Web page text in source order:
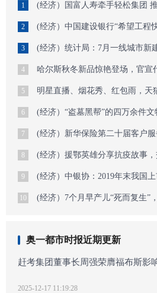
1
2
3
4 哈尔斯秋冬新品惊艳登场，官宣
5 明星直播、烟花秀、红包雨，天
6
7
8 (经济）援鄂英雄分享抗疫故事
9
10
奥一都市时报近期更新
赶考集团董事长周强荣膺福布斯影
2025-12-17 11:19:28